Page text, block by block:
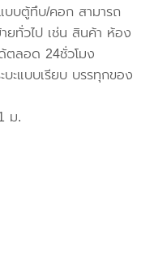
บตู้ทึบ/คอก สามารถ
ยทั่วไป เช่น สินค้า ห้อง
ตลอด 24ชั่วโมง
ะแบบเรียบ บรรทุกของ
ม.